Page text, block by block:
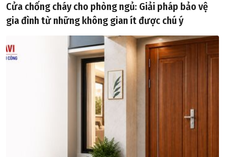
Cửa chống cháy cho phòng ngủ: Giải pháp bảo vệ
gia đình từ những không gian ít được chú ý